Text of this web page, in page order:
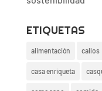
ETIQUETAS
alimentación callos
casa enriqueta